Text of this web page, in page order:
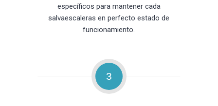
específicos para mantener cada
salvaescaleras en perfecto estado de
funcionamiento.
3